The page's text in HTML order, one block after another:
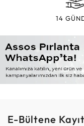
14
E-Bültene